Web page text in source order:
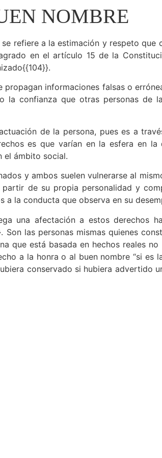
NOMBRE
refiere a la estimación y respeto que
en el artículo 15 de la
informaciones falsas o
confianza que otras personas de
de la persona, pues es a
es que varían en la esfera en
el ámbito social.
y ambos suelen vulnerarse al
de su propia personalidad y
la conducta que observa en su
una afectación a estos derechos
Son las personas mismas quienes
que está basada en hechos reales
a la honra o al buen nombre “si es
conservado si hubiera advertido